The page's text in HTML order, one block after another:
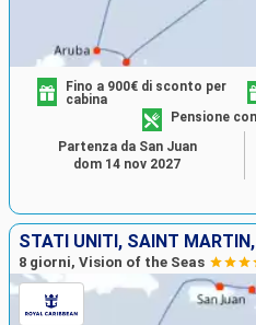
Fino a 900€ di sconto per
cabina
Pensione
Partenza da San Juan
dom 14 nov 2027
8 giorni, Vision of the Seas